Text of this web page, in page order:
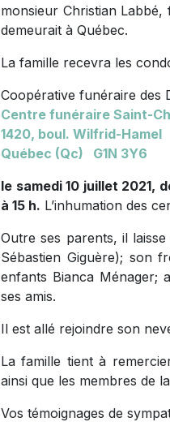
monsieur Christian
demeurait à Québec.
La famille recevra les
Coopérative funéraire des
Centre funéraire Saint-
1420, boul. Wilfrid-Hamel
Québec (Qc) G1N 3Y6
le samedi 10 juillet 2021,
à 15 h. L’inhumation des
Outre ses parents, il
Sébastien Giguère); son
enfants Bianca Ménager;
ses amis.
Il est allé rejoindre son
La famille tient à
ainsi que les membres de
Vos témoignages de